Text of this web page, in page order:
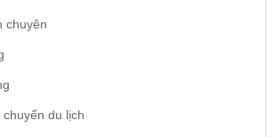
chuyên
du lịch